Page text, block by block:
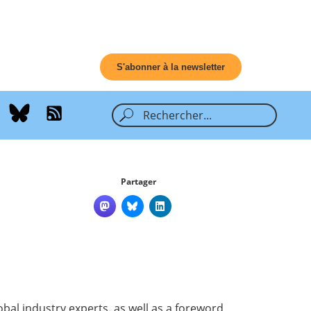
S'abonner à la newsletter
Partager